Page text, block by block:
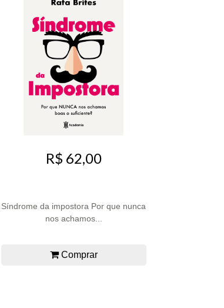
R$ 62,00
Síndrome da impostora Por que nunca
nos achamos...
Comprar